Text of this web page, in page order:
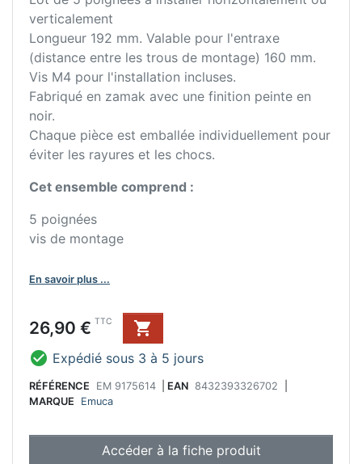
verticalement
Longueur 192 mm. Valable pour l'entraxe
(distance entre les trous de montage) 160 mm.
Vis M4 pour l'installation incluses.
Fabriqué en zamak avec une finition peinte en
noir.
Chaque pièce est emballée individuellement pour
éviter les rayures et les chocs.
Cet ensemble comprend :
5 poignées
vis de montage
En savoir plus ...
Prix
26,90 € TTC

 Expédié sous 3 à 5 jours
RÉFÉRENCE EM 9175614 EAN 8432393326702
MARQUE
Emuca
Accéder à la fiche produit